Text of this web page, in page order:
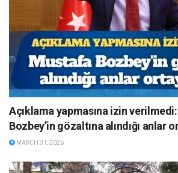
Açıklama yapmasına izin
Bozbey’in gözaltına alındığı anlar
MARCH 31, 2026